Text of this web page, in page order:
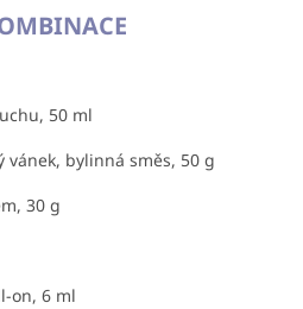
50 ml
vánek, bylinná směs, 50 g
30 g
on, 6 ml